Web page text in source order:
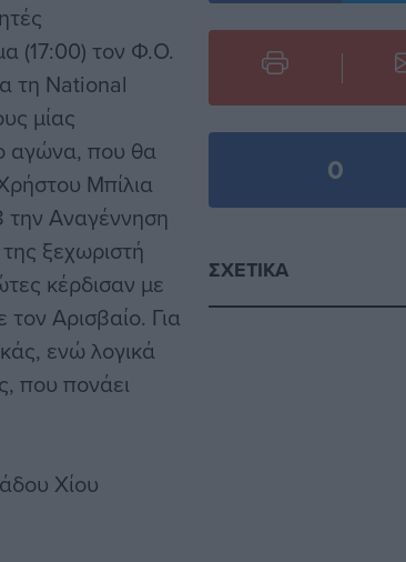
(17:00) τον Φ.Ο.
τη National
μίας
αγώνα, που θα
Μπίλια
την Αναγέννηση
ξεχωριστή
κέρδισαν με
Αρισβαίο. Για
ενώ λογικά
που πονάει
Χίου
0
ΣΧΕΤΙΚΆ